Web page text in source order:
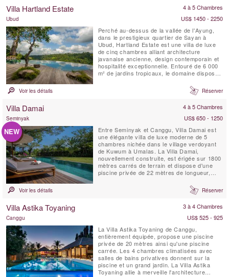
Villa Hartland Estate 4 à 5 Chambres
Ubud
US$ 1450 - 2250
Perché au-dessus de la vallée de l'Ayung,
dans le prestigieux quartier de Sayan à
Ubud, Hartland Estate est une villa de luxe
de cinq chambres alliant architecture
javanaise ancienne, design contemporain et
hospitalité exceptionnelle. Entouré de 6 000
m² de jardins tropicaux, le domaine dispose
d'eau salée de 26 mètres alimentée par une
source naturelle, de vues panoramiques sur
Voir les détails Réserver
Villa Damai 4 à 5 Chambres
Seminyak US$ 650 - 1250
NEW
Entre Seminyak et Canggu, Villa Damai est
une élégante villa de luxe moderne de 5
chambres nichée dans le village verdoyant
de Kuwum à Umalas. La Villa Damai,
nouvellement construite, est érigée sur 1800
mètres carrés de terrain et dispose d'une
piscine privée de 22 mètres de longueur,
surplombant des champs de riz naturels.
Voir les détails Réserver
Villa Astika Toyaning 3 à 4 Chambres
Canggu
US$ 525 - 925
La Villa Astika Toyaning de Canggu,
entièrement équipée, propose une piscine
privée de 20 mètres ainsi qu'une piscine
carrée. Les 4 chambres climatisées avec
salles de bains privatives donnent sur la
piscine et un grand jardin. La Villa Astika
Toyaning allie à merveille l'architecture